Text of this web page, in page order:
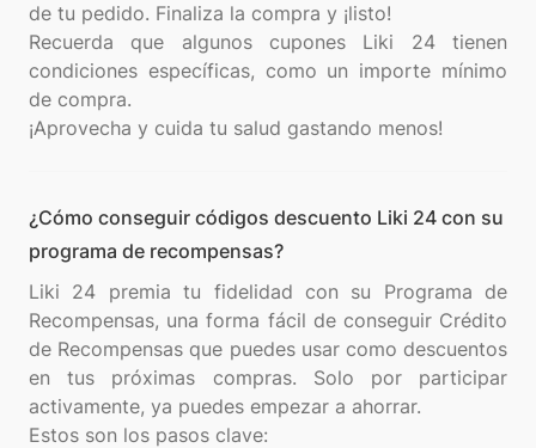
de tu pedido. Finaliza la compra y ¡listo!
Recuerda que algunos cupones Liki 24 tienen
condiciones específicas, como un importe mínimo
de compra.
¿Cómo conseguir códigos descuento Liki 24 con su
programa de recompensas?
Liki 24 premia tu fidelidad con su Programa de
Recompensas, una forma fácil de conseguir Crédito
de Recompensas que puedes usar como descuentos
en tus próximas compras. Solo por participar
activamente, ya puedes empezar a ahorrar.
Estos son los pasos clave: